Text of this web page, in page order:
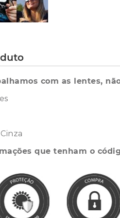
com as lentes,
Cinza
que tenham o